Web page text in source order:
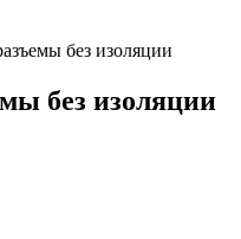
без изоляции
без изоляции